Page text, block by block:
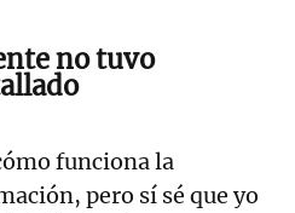
no tuvo
funciona la
pero sí sé que yo